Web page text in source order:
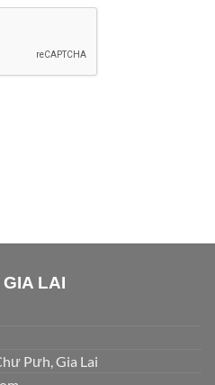
LAI
Pưh, Gia Lai